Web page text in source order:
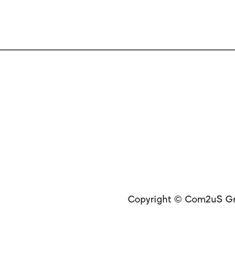
Copyright © Com2uS